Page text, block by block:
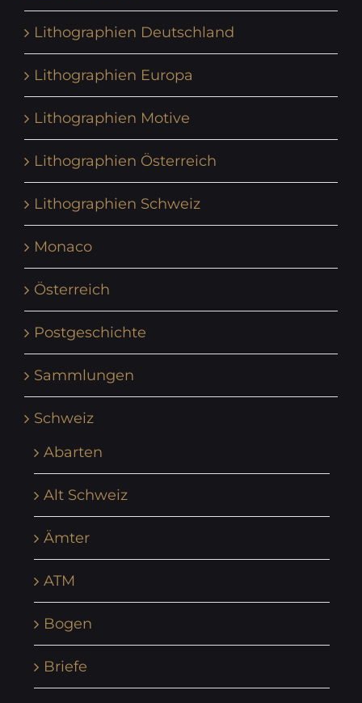
Lithographien Deutschland
Lithographien Europa
Lithographien Motive
Lithographien Österreich
Lithographien Schweiz
Monaco
Österreich
Postgeschichte
Sammlungen
Schweiz
Abarten
Alt Schweiz
Ämter
ATM
Bogen
Briefe